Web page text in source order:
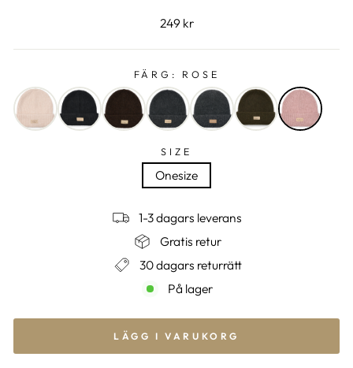
249 kr
FÄRG: ROSE
SIZE
Onesize
1-3 dagars leverans
Gratis retur
30 dagars returrätt
På lager
LÄGG I VARUKORG